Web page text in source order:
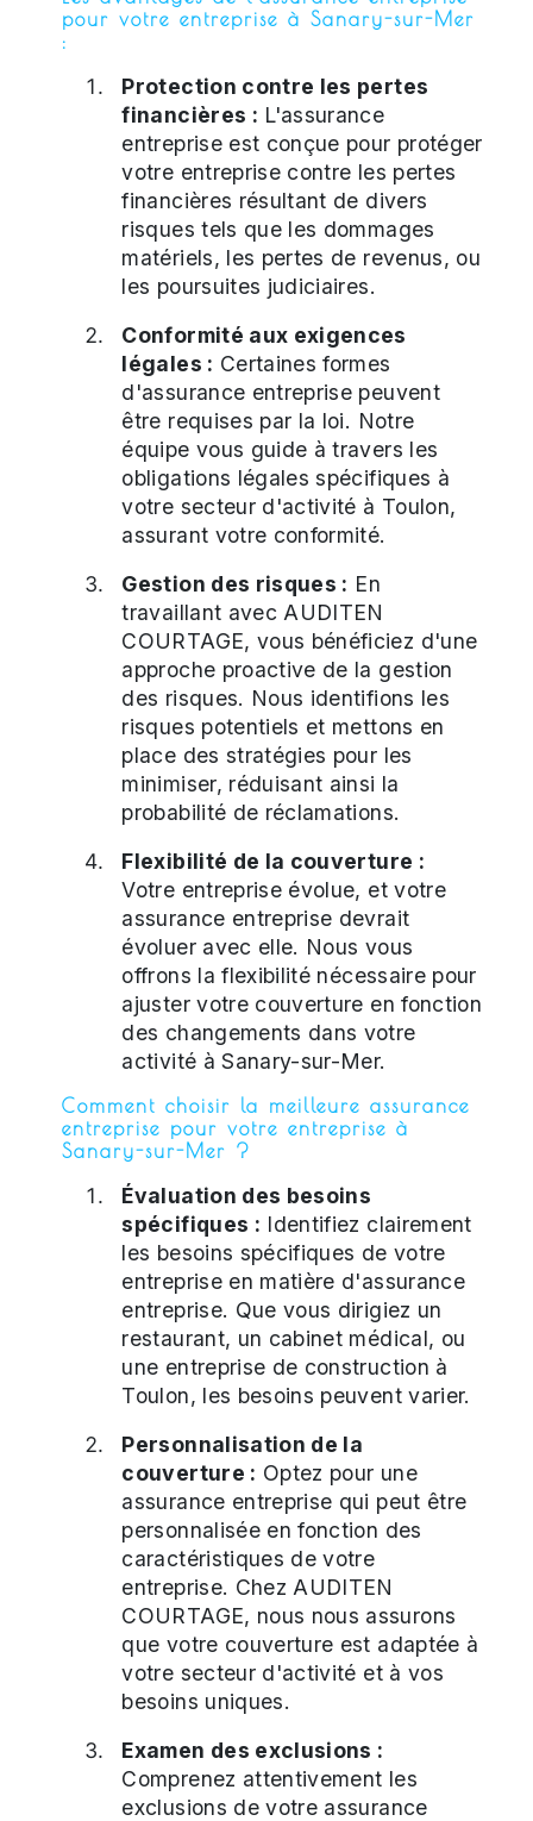
pour votre entreprise à Sanary-sur-Mer
:
Protection contre les pertes
financières : L'assurance
entreprise est conçue pour protéger
votre entreprise contre les pertes
financières résultant de divers
risques tels que les dommages
matériels, les pertes de revenus, ou
les poursuites judiciaires.
Conformité aux exigences
légales : Certaines formes
d'assurance entreprise peuvent
être requises par la loi. Notre
équipe vous guide à travers les
obligations légales spécifiques à
votre secteur d'activité à Toulon,
assurant votre conformité.
Gestion des risques : En
travaillant avec AUDITEN
COURTAGE, vous bénéficiez d'une
approche proactive de la gestion
des risques. Nous identifions les
risques potentiels et mettons en
place des stratégies pour les
minimiser, réduisant ainsi la
probabilité de réclamations.
Flexibilité de la couverture :
Votre entreprise évolue, et votre
assurance entreprise devrait
évoluer avec elle. Nous vous
offrons la flexibilité nécessaire pour
ajuster votre couverture en fonction
des changements dans votre
activité à Sanary-sur-Mer.
Comment choisir la meilleure assurance
entreprise pour votre entreprise à
Sanary-sur-Mer ?
Évaluation des besoins
spécifiques : Identifiez clairement
les besoins spécifiques de votre
entreprise en matière d'assurance
entreprise. Que vous dirigiez un
restaurant, un cabinet médical, ou
une entreprise de construction à
Toulon, les besoins peuvent varier.
Personnalisation de la
couverture : Optez pour une
assurance entreprise qui peut être
personnalisée en fonction des
caractéristiques de votre
entreprise. Chez AUDITEN
COURTAGE, nous nous assurons
que votre couverture est adaptée à
votre secteur d'activité et à vos
besoins uniques.
Examen des exclusions :
Comprenez attentivement les
exclusions de votre assurance